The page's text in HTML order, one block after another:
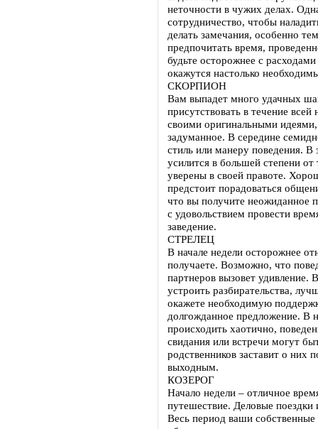
неточности в чужих делах.
сотрудничество, чтобы
делать замечания, особенно
предпочитать время,
будьте осторожнее с
окажутся настолько
СКОРПИОН
Вам выпадет много удачных
присутствовать в течение
своими оригинальными идеями,
задуманное. В середине
стиль или манеру поведения.
усилится в большей степени
уверены в своей правоте.
предстоит порадоваться
что вы получите неожиданное
с удовольствием провести
заведение.
СТРЕЛЕЦ
В начале недели осторожнее
получаете. Возможно, что
партнеров вызовет удивление.
устроить разбирательства,
окажете необходимую
долгожданное предложение. В
происходить хаотично,
свидания или встречи могут
родственников заставит о них
выходным.
КОЗЕРОГ
Начало недели – отличное
путешествие. Деловые
Весь период ваши